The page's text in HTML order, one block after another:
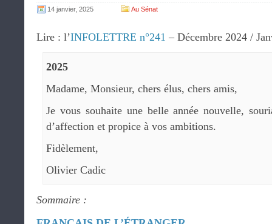
14 janvier, 2025 Au Sénat
Lire : l’INFOLETTRE n°241 – Décembre 2024 /
2025
Madame, Monsieur, chers élus, chers amis,
Je vous souhaite une belle année nouvelle,
d’affection et propice à vos ambitions.
Fidèlement,
Olivier Cadic
Sommaire :